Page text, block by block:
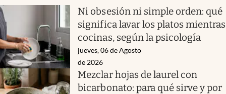
Ni obsesión ni simple orden: qué
significa lavar los platos mientras
cocinas, según la psicología
jueves, 06 de Agosto
de 2026
Mezclar hojas de laurel con
bicarbonato: para qué sirve y por